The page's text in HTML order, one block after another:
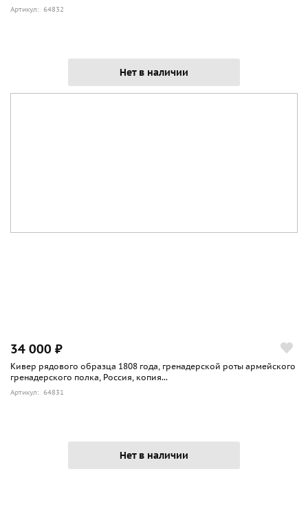
Артикул: 64832
Нет в наличии
34 000 ₽
Кивер рядового образца 1808 года, гренадерской роты армейского
гренадерского полка, Россия, копия...
Артикул: 64831
Нет в наличии